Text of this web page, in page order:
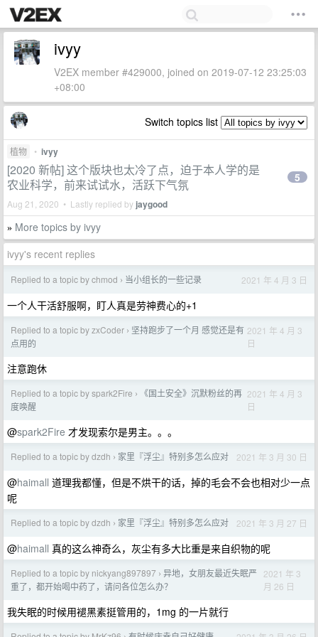
ivyy
V2EX member #429000, joined on 2019-07-12 23:25:03
+08:00
Switch topics list
植物 • ivyy
[2020 新帖] 这个版块也太冷了点，迫于本人学的是
农业科学，前来试试水，活跃下气氛
Aug 21, 2020 • Lastly replied by jaygood
5
» More topics by ivyy
ivyy's recent replies
Replied to a topic by chmod › 当小组长的一些记录 2021 年 4 月 3 日
一个人干活舒服啊，盯人真是劳神费心的+1
Replied to a topic by zxCoder › 坚持跑步了一个月 感觉还是有
点用的
2021 年 4 月 3
日
注意跑休
Replied to a topic by spark2Fire ›
《国土安全》沉默粉丝的再
度唤醒
2021 年 4 月 3
日
@spark2Fire 才发现索尔是男主。。。
Replied to a topic by dzdh › 家里『浮尘』特别多怎么应对 2021 年 3 月 30 日
@haimall 道理我都懂，但是不烘干的话，掉的毛会不会也相对少一点
呢
Replied to a topic by dzdh › 家里『浮尘』特别多怎么应对 2021 年 3 月 27 日
@haimall 真的这么神奇么，灰尘有多大比重是来自织物的呢
Replied to a topic by nickyang897897 › 异地，女朋友最近失眠严
重了，都开始喝中药了，请问各位怎么办？
2021 年 3
月 26 日
我失眠的时候用褪黑素挺管用的，1mg 的一片就行